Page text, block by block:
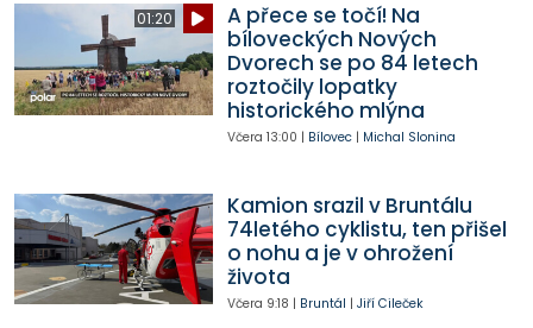
01:20
A přece se točí! Na
bíloveckých Nových
Dvorech se po 84 letech
roztočily lopatky
historického mlýna
Včera 13:00 | Bílovec| Michal Slonina
Kamion srazil v Bruntálu
74letého cyklistu, ten přišel
o nohu a je v ohrožení
života
Včera 9:18 | Bruntál | Jiří Cileček